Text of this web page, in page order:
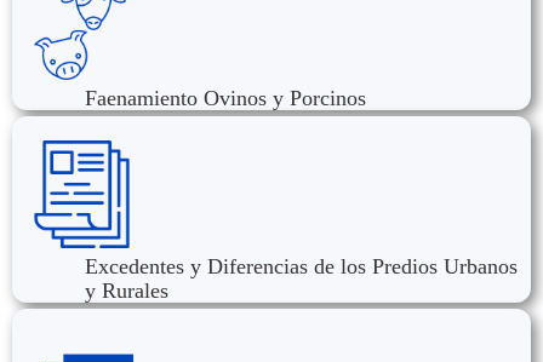
Faenamiento Ovinos y Porcinos
Excedentes y Diferencias de los Predios Urbanos
y Rurales